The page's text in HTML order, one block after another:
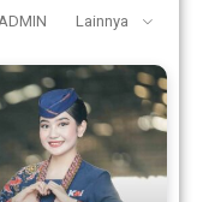
Lainnya